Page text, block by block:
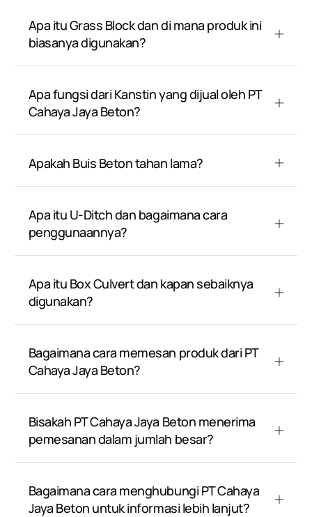
Apa itu Grass Block dan di mana produk ini
biasanya digunakan?
Apa fungsi dari Kanstin yang dijual oleh PT
Cahaya Jaya Beton?
Apakah Buis Beton tahan lama?
Apa itu U-Ditch dan bagaimana cara
penggunaannya?
Apa itu Box Culvert dan kapan sebaiknya
digunakan?
Bagaimana cara memesan produk dari PT
Cahaya Jaya Beton?
Bisakah PT Cahaya Jaya Beton menerima
pemesanan dalam jumlah besar?
Bagaimana cara menghubungi PT Cahaya
Jaya Beton untuk informasi lebih lanjut?